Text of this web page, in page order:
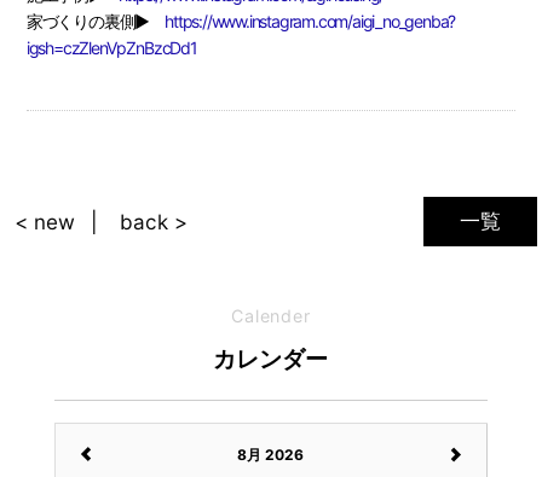
家づくりの裏側▶ https://www.instagram.com/aigi_no_genba?
igsh=czZlenVpZnBzcDd1
一覧
< new back >
Calender
カレンダー
8月 2026